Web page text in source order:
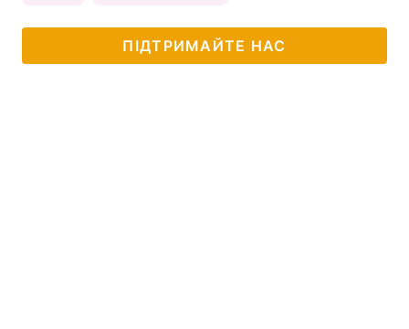
ПІДТРИМАЙТЕ НАС